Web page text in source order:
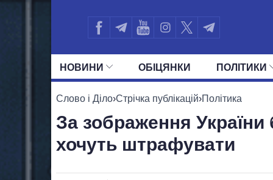
НОВИНИ ОБIЦЯНКИ ПОЛIТИКИ
УСІ ПОЛІТИКИ ПРЕЗИДЕНТ І ОФІС
Слово і Діло›Стрічка публікацій›Політика
За зображення України
хочуть штрафувати